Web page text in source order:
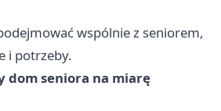
wspólnie z seniorem,
i potrzeby.
dom seniora na miarę